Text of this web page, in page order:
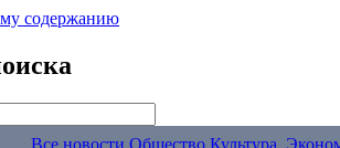
содержанию
Все новости Общество Культура